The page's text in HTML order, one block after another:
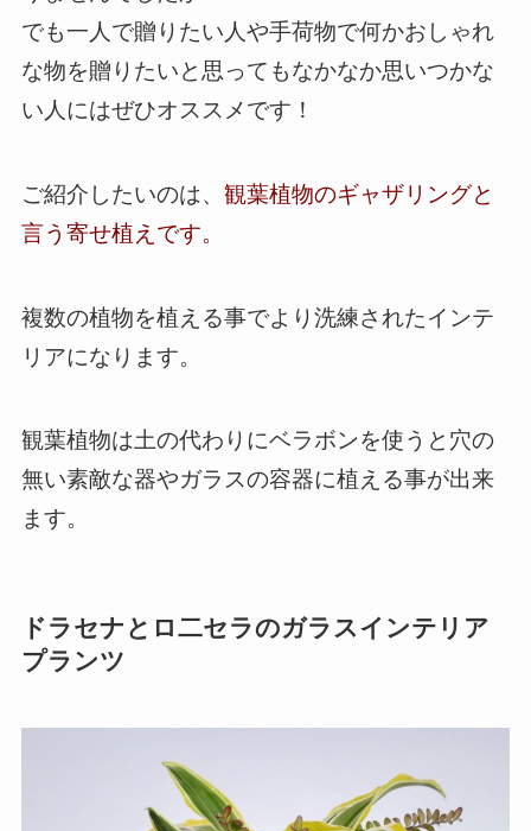
でも一人で贈りたい人や手荷物で何かおしゃれ
な物を贈りたいと思ってもなかなか思いつかな
い人にはぜひオススメです！
ご紹介したいのは、 観葉植物のギャザリングと
言う寄せ植えです。
複数の植物を植える事でより洗練されたインテ
リアになります。
観葉植物は土の代わりにベラボンを使うと穴の
無い素敵な器やガラスの容器に植える事が出来
ます。
ドラセナとロ二セラのガラスインテリア
プランツ